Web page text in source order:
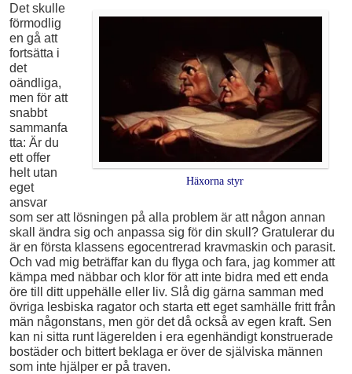
Häxorna styr
Det skulle
förmodlig
en gå att
fortsätta i
det
oändliga,
men för att
snabbt
sammanfa
tta: Är du
ett offer
helt utan
eget
ansvar
som ser att lösningen på alla problem är att någon annan
skall ändra sig och anpassa sig för din skull? Gratulerar du
är en första klassens egocentrerad kravmaskin och parasit.
Och vad mig beträffar kan du flyga och fara, jag kommer att
kämpa med näbbar och klor för att inte bidra med ett enda
öre till ditt uppehälle eller liv. Slå dig gärna samman med
övriga lesbiska ragator och starta ett eget samhälle fritt från
män någonstans, men gör det då också av egen kraft. Sen
kan ni sitta runt lägerelden i era egenhändigt konstruerade
bostäder och bittert beklaga er över de själviska männen
som inte hjälper er på traven.